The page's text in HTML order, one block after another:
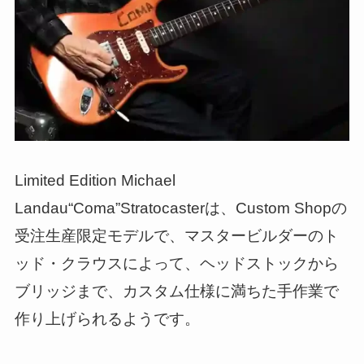
Limited Edition Michael
Landau“Coma”Stratocasterは、Custom Shopの
受注生産限定モデルで、マスタービルダーのト
ッド・クラウスによって、ヘッドストックから
ブリッジまで、カスタム仕様に満ちた手作業で
作り上げられるようです。